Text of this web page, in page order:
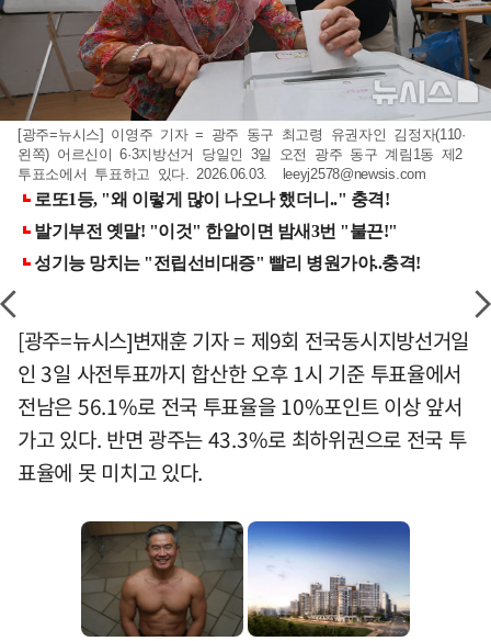
[광주=뉴시스] 이영주 기자 = 광주 동구 최고령 유권자인 김정자(110·
왼쪽) 어르신이 6·3지방선거 당일인 3일 오전 광주 동구 계림1동 제2
투표소에서 투표하고 있다. 2026.06.03.
leeyj2578@newsis.com
[광주=뉴시스]변재훈 기자 = 제9회 전국동시지방선거일
인 3일 사전투표까지 합산한 오후 1시 기준 투표율에서
전남은 56.1%로 전국 투표율을 10%포인트 이상 앞서
가고 있다. 반면 광주는 43.3%로 최하위권으로 전국 투
표율에 못 미치고 있다.